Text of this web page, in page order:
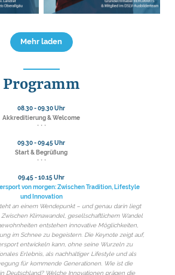
Mehr laden
Programm
08.30 - 09.30 Uhr
Akkreditierung & Welcome
* * *
09.30 - 09.45 Uhr
Start & Begrüßung
* * *
09.45 - 10.15 Uhr
von morgen: Zwischen Tradition, Lifestyle
und Innovation
an einem Wendepunkt – und genau darin liegt
Klimawandel, gesellschaftlichem Wandel
entstehen innovative Möglichkeiten,
im Schnee zu begeistern. Die Keynote zeigt auf,
entwickeln kann, ohne seine Wurzeln zu
Erlebnis, als nachhaltiger Lifestyle und als
für kommende Generationen. Wie ist die
Deutschland? Welche Innovationen prägen die